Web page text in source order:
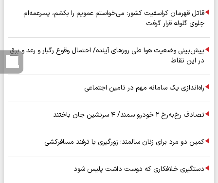
قاتل قهرمان کراسفیت کشور: می‌خواستم عمویم را بکشم، پسرعمه‌ام
جلوی گلوله قرار گرفت
پیش‌بینی وضعیت هوا طی روزهای آینده/ احتمال وقوع رگبار و رعد و برق
در این نقاط
راه‌اندازی یک سامانه مهم در تامین اجتماعی
تصادف رخ‌به‌رخ ۲ خودرو سمند/ ۴ سرنشین جان باختند
کمین دو مرد برای زنان سالمند؛ زورگیری با ترفند مسافرکشی
دستگیری خلافکاری که دوست داشت پلیس شود